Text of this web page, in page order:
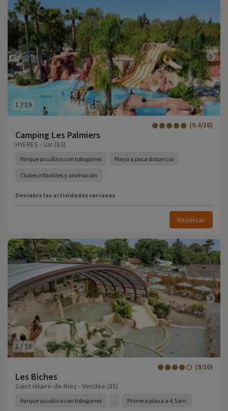
1 /19
Camping Les Palmiers
(9.4/10)
HYERES - Var (83)
Parque acuático con toboganes Playa a poca distancia
Clubes infantiles y animación
Descubra las actividades cercanas
Reservar
1 /16
Les Biches
(9/10)
Saint-Hilaire-de-Riez - Vendée (85)
Parque acuático con toboganes Primera playa a 4,5 km